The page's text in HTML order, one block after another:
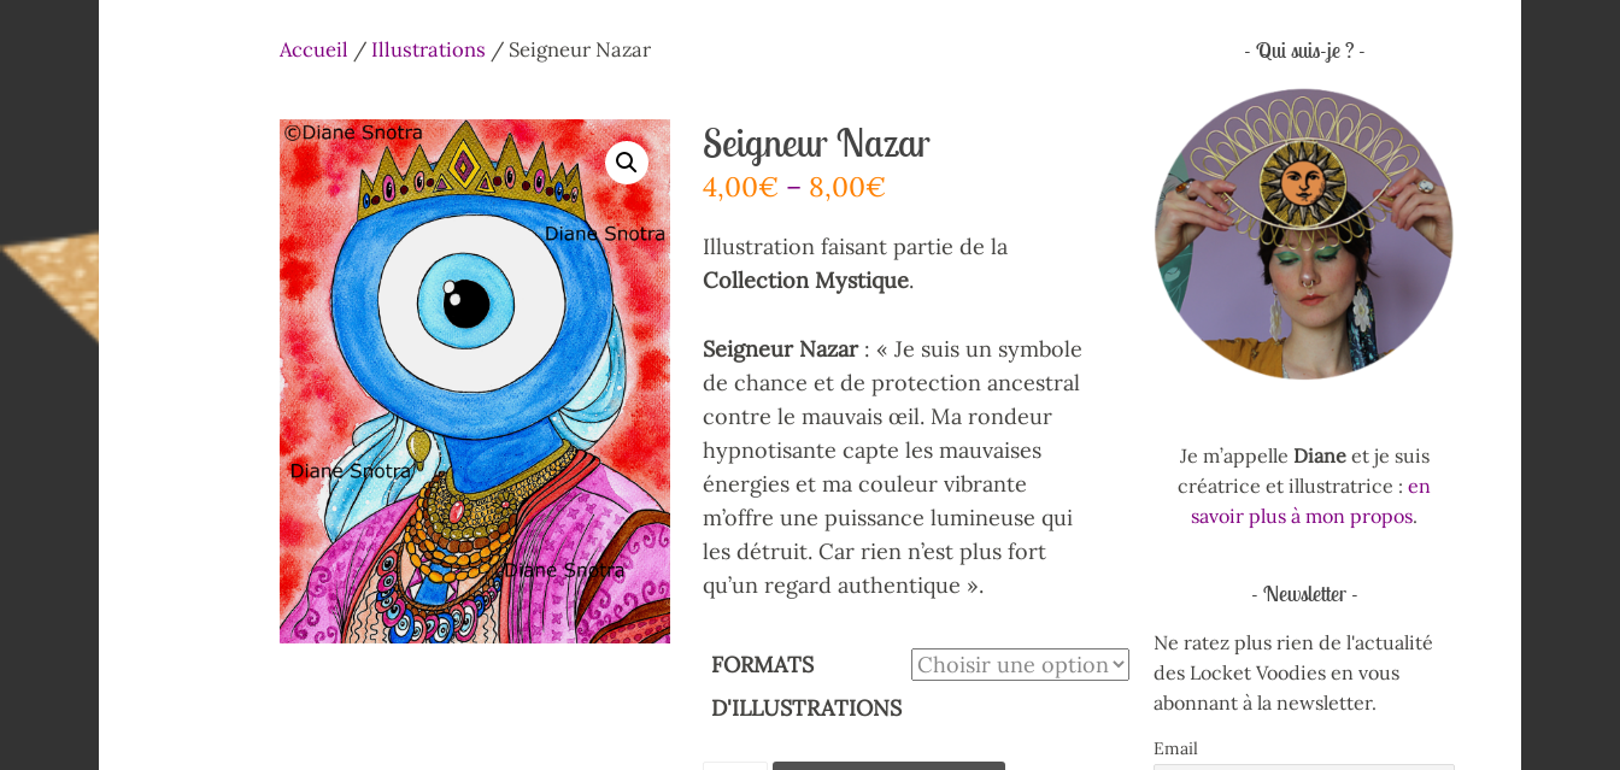
Accueil / Illustrations / Seigneur Nazar
Seigneur Nazar
4,00€ – 8,00€
Illustration faisant partie de la
Collection Mystique.
Seigneur Nazar: « Je suis un symbole
de chance et de protection ancestral
contre le mauvais œil. Ma rondeur
hypnotisante capte les mauvaises
énergies et ma couleur vibrante
m’offre une puissance lumineuse qui
les détruit. Car rien n’est plus fort
qu’un regard authentique ».
FORMATS
D'ILLUSTRATIONS
Qui suis-je ?
Je m’appelle Dianeet je suis
créatrice et illustratrice : en
savoir plus à mon propos.
Newsletter
Ne ratez plus rien de l'actualité
des Locket Voodies en vous
abonnant à la newsletter.
Email